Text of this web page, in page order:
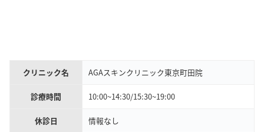
クリニック名 AGAスキンクリニック東京町田院
診療時間 10:00~14:30/15:30~19:00
休診日 情報なし